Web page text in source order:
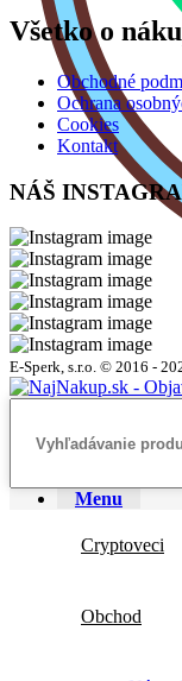
Všetko o
Obchodné
Ochrana
Cookies
Kontakt
NÁŠ
E-Sperk, s.r.o. © 2016 -
Menu
Cryptoveci
Obchod